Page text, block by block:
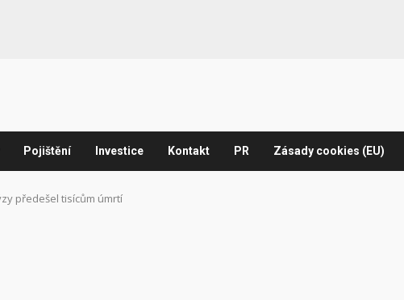
Pojištění Investice Kontakt PR Zásady cookies (EU)
předešel tisícům úmrtí